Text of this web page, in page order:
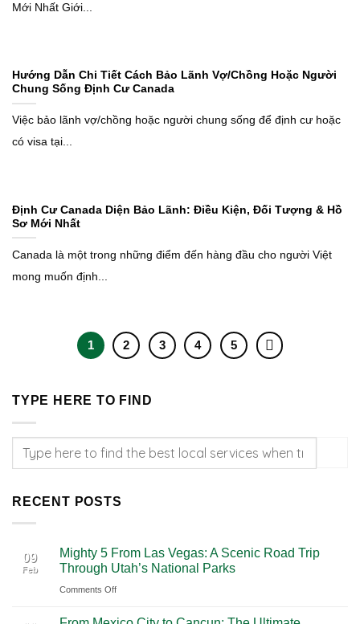
Mới Nhất Giới...
Hướng Dẫn Chi Tiết Cách Bảo Lãnh Vợ/Chồng Hoặc Người
Chung Sống Định Cư Canada
Việc bảo lãnh vợ/chồng hoặc người chung sống để định cư hoặc
có visa tại...
Định Cư Canada Diện Bảo Lãnh: Điều Kiện, Đối Tượng & Hồ
Sơ Mới Nhất
Canada là một trong những điểm đến hàng đầu cho người Việt
mong muốn định...
1 2 3 4 5
TYPE HERE TO FIND
RECENT POSTS
09
Feb
Mighty 5 From Las Vegas: A Scenic Road Trip
Through Utah’s National Parks
Comments Offon